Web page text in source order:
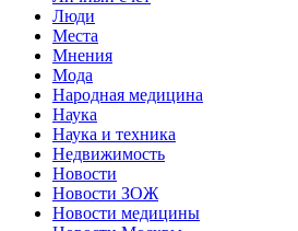
Люди
Места
Мнения
Мода
Народная медицина
Наука
Наука и техника
Недвижимость
Новости
Новости ЗОЖ
Новости медицины